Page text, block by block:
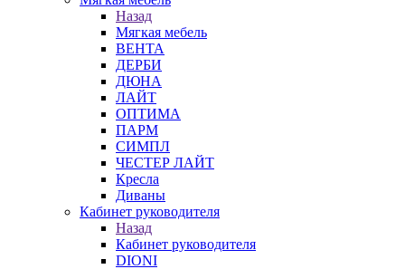
Назад
Мягкая мебель
ВЕНТА
ДЕРБИ
ДЮНА
ЛАЙТ
ОПТИМА
ПАРМ
СИМПЛ
ЧЕСТЕР ЛАЙТ
Кресла
Диваны
Кабинет руководителя
Назад
Кабинет руководителя
DIONI